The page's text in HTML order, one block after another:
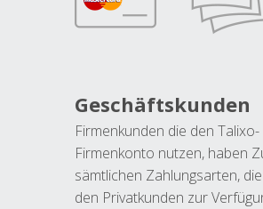
Geschäftskunden
Firmenkunden die den Talixo-
Firmenkonto nutzen, haben
sämtlichen Zahlungsarten,
den Privatkunden zur